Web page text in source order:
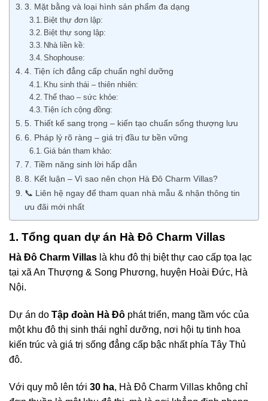
3. Mặt bằng và loại hình sản phẩm đa dạng
Biệt thự đơn lập:
Biệt thự song lập:
Nhà liền kề:
Shophouse:
4. Tiện ích đẳng cấp chuẩn nghỉ dưỡng
Khu sinh thái – thiên nhiên:
Thể thao – sức khỏe:
Tiện ích cộng đồng:
5. Thiết kế sang trọng – kiến tạo chuẩn sống thượng lưu
6. Pháp lý rõ ràng – giá trị đầu tư bền vững
Giá bán tham khảo:
7. Tiềm năng sinh lời hấp dẫn
8. Kết luận – Vì sao nên chọn Hà Đô Charm Villas?
📞 Liên hệ ngay để tham quan nhà mẫu & nhận thông tin
ưu đãi mới nhất
1. Tổng quan dự án Hà Đô Charm Villas
Hà Đô Charm Villas là khu đô thị biệt thự cao cấp tọa lạc
tại xã An Thượng & Song Phương, huyện Hoài Đức, Hà
Nội.
Dự án do Tập đoàn Hà Đô phát triển, mang tầm vóc của
một khu đô thị sinh thái nghỉ dưỡng, nơi hội tụ tinh hoa
kiến trúc và giá trị sống đẳng cấp bậc nhất phía Tây Thủ
đô.
Với quy mô lên tới 30 ha, Hà Đô Charm Villas không chỉ